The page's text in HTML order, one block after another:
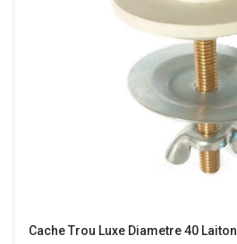
Cache Trou Luxe Diametre 40 Laiton